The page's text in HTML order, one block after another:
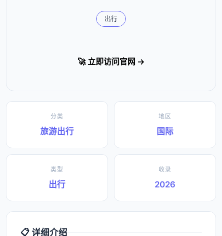
出行
🚀 立即访问官网 →
分类
旅游出行
地区
国际
类型
出行
收录
2026
📋 详细介绍